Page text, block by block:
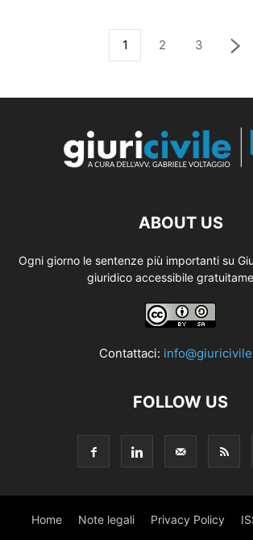
1 2 3
ABOUT US
Ogni giorno le sentenze più importanti su
giuridico accessibile
Contattaci:
FOLLOW US
Home Note legali Privacy Policy